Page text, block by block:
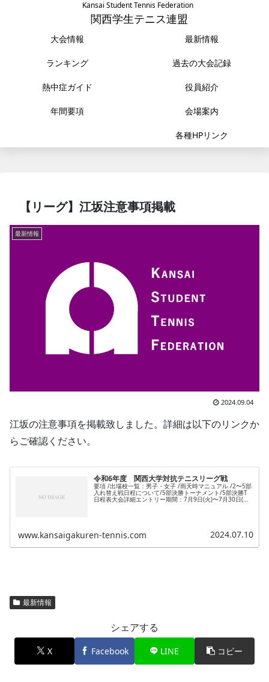
Kansai Student Tennis Federation
関西学生テニス連盟
大会情報 最新情報
ランキング 過去の大会記録
熱中症ガイド 役員紹介
年間要項 会場案内
各種HPリンク
【リーグ】江坂注意事項掲載
最新情報
2024.09.04
江坂の注意事項を掲載致しました。詳細は以下のリンクか
らご確認ください。
令和6年度 関西大学対抗テニスリーグ戦
要項 /出場校一覧：男子・女子 /雨天時マニュアル /2〜5部
入れ替え戦日程について/5部決勝トーナメント/5部決勝T
日程表大会詳細エントリー期間：7月9日(火)〜7月30日(火)
www.kansaigakuren-tennis.com 2024.07.10
最新情報
シェアする
X Facebook LINE コピー